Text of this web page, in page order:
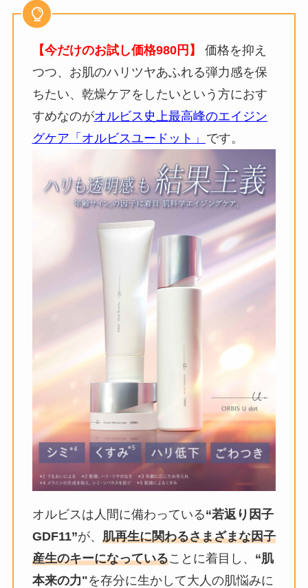
【今だけのお試し価格980円】
価格を抑え
つつ、お肌のハリツヤあふれる弾力感を保
ちたい、乾燥ケアをしたいという方におす
すめなのがオルビス史上最高峰のエイジン
グケア「オルビスユードット」 です。
オルビスは人間に備わっている“若返り因子
GDF11”が、 肌再生に関わるさまざまな因子
産生のキーになっていることに着目し、 “肌
本来の力"を存分に生かして大人の肌悩みに